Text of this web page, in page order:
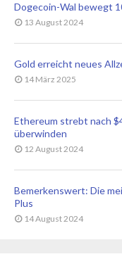
Dogecoin-Wal bewegt
13 August 2024
Gold erreicht neues
14 März 2025
Ethereum strebt nach
überwinden
12 August 2024
Bemerkenswert: Die
Plus
14 August 2024